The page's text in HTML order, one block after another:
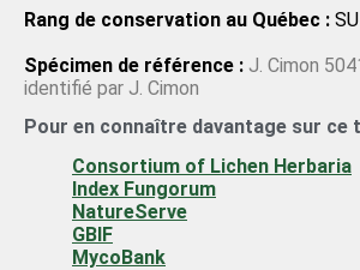
Rang de conservation au Québec : SU
Spécimen de référence : J. Cimon
identifié par J. Cimon
Pour en connaître davantage sur ce
Consortium of Lichen Herbaria
Index Fungorum
NatureServe
GBIF
MycoBank